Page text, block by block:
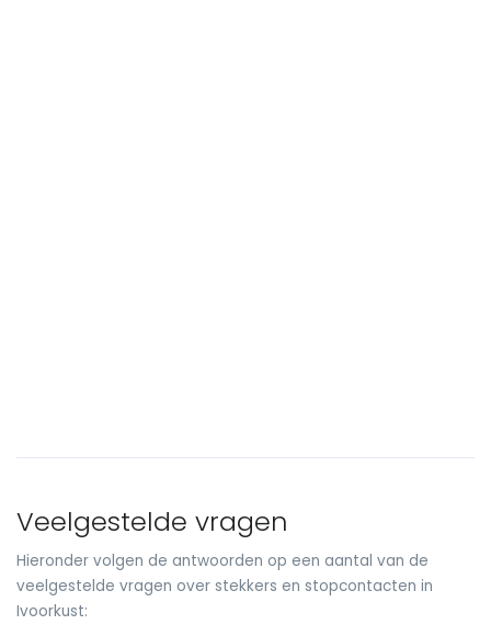
Veelgestelde vragen
Hieronder volgen de antwoorden op een aantal van de
veelgestelde vragen over stekkers en stopcontacten in
Ivoorkust: